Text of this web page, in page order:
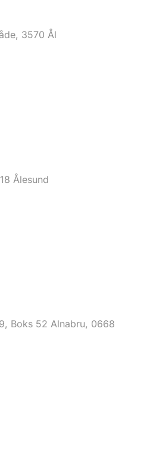
3570 Ål
Ålesund
Boks 52 Alnabru, 0668